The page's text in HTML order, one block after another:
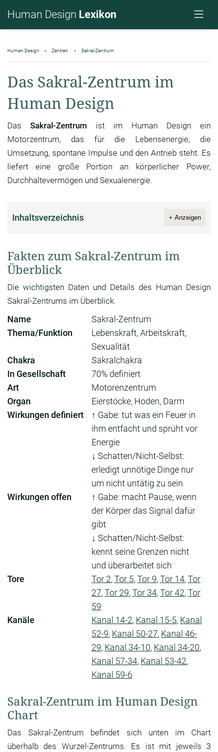
Human Design Lexikon
Human Design Zentren Sakral-Zentrum
Das Sakral-Zentrum im
Human Design
Das Sakral-Zentrum ist im Human Design ein
Motorzentrum, das für die Lebensenergie, die
Umsetzung, spontane Impulse und den Antrieb steht. Es
liefert eine große Portion an körperlicher Power,
Durchhaltevermögen und Sexualenergie.
Inhaltsverzeichnis + Anzeigen
Fakten zum Sakral-Zentrum im
Überblick
Die wichtigsten Daten und Details des Human Design
Sakral-Zentrums im Überblick.
Name
Sakral-Zentrum
Thema/Funktion
Lebenskraft, Arbeitskraft,
Sexualität
Chakra
Sakralchakra
In Gesellschaft
70% definiert
Art
Motorenzentrum
Organ
Eierstöcke, Hoden, Darm
Wirkungen definiert
↑ Gabe: tut was ein Feuer in
ihm entfacht und sprüht vor
Energie
↓ Schatten/Nicht-Selbst:
erledigt unnötige Dinge nur
um nicht untätig zu sein
Wirkungen offen
↑ Gabe: macht Pause, wenn
der Körper das Signal dafür
gibt
↓ Schatten/Nicht-Selbst:
kennt seine Grenzen nicht
und überarbeitet sich
Tore
Tor 2,Tor 5,Tor 9,Tor 14,Tor
27,Tor 29,Tor 34,Tor 42,Tor
59
Kanäle
Kanal 14-2, Kanal 15-5, Kanal
52-9, Kanal 50-27, Kanal 46-
29, Kanal 34-10, Kanal 34-20,
Kanal 57-34, Kanal 53-42,
Kanal 59-6
Sakral-Zentrum im Human Design
Chart
Das Sakral-Zentrum befindet sich unten im Chart
überhalb des Wurzel-Zentrums. Es ist mit jeweils 3